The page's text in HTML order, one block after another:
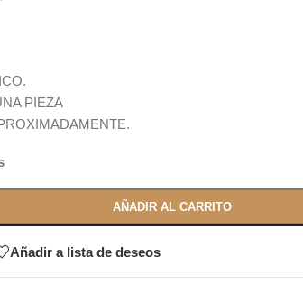
PIEZA
AÑADIR AL CARRITO
Añadir a lista de deseos